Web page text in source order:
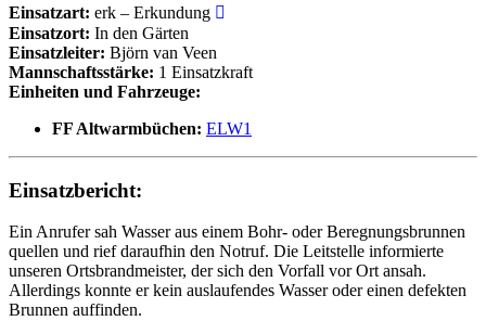
Einsatzart: erk – Erkundung
Einsatzort: In den Gärten
Einsatzleiter: Björn van Veen
Mannschaftsstärke: 1 Einsatzkraft
Einheiten und Fahrzeuge:
FF Altwarmbüchen: ELW1
Einsatzbericht:
Ein Anrufer sah Wasser aus einem Bohr- oder Beregnungsbrunnen
quellen und rief daraufhin den Notruf. Die Leitstelle informierte
unseren Ortsbrandmeister, der sich den Vorfall vor Ort ansah.
Allerdings konnte er kein auslaufendes Wasser oder einen defekten
Brunnen auffinden.